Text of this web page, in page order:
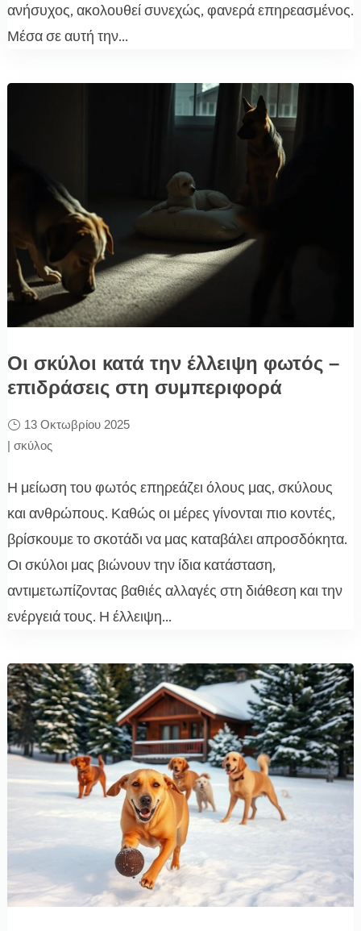
ανήσυχος, ακολουθεί συνεχώς, φανερά επηρεασμένος.
Μέσα σε αυτή την...
Οι σκύλοι κατά την έλλειψη φωτός –
επιδράσεις στη συμπεριφορά
13 Οκτωβρίου 2025
| σκύλος
Η μείωση του φωτός επηρεάζει όλους μας, σκύλους
και ανθρώπους. Καθώς οι μέρες γίνονται πιο κοντές,
βρίσκουμε το σκοτάδι να μας καταβάλει απροσδόκητα.
Οι σκύλοι μας βιώνουν την ίδια κατάσταση,
αντιμετωπίζοντας βαθιές αλλαγές στη διάθεση και την
ενέργειά τους. Η έλλειψη...